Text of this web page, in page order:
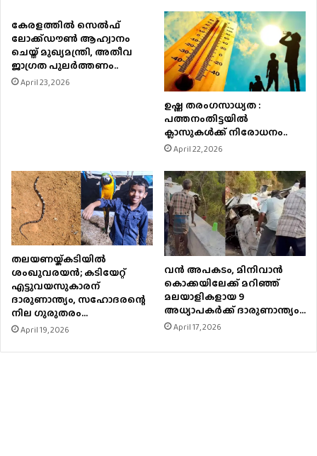
കേരളത്തിൽ സെൽഫ്
ലോക്ക്ഡൗൺ ആഹ്വാനം
ചെയ്ത് മുഖ്യമന്ത്രി, അതീവ
ജാഗ്രത പുലർത്തണം..
April 23, 2026
ഉഷ്ണ തരംഗസാധ്യത :
പത്തനംതിട്ടയില്‍
ക്ലാസുകള്‍ക്ക് നിരോധനം..
April 22, 2026
തലയണയ്ക്കടിയില്‍
ശംഖുവരയന്‍; കടിയേറ്റ്
എട്ടുവയസുകാരന്
ദാരുണാന്ത്യം, സഹോദരന്റെ
നില ഗുരുതരം…
April 19, 2026
വൻ അപകടം, മിനിവാൻ
കൊക്കയിലേക്ക് മറിഞ്ഞ്
മലയാളികളായ 9
അധ്യാപകർക്ക് ദാരുണാന്ത്യം…
April 17, 2026